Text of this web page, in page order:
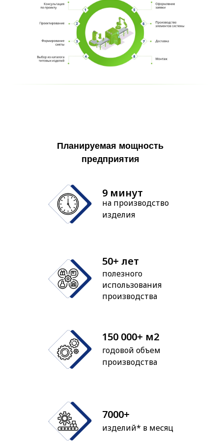
Планируемая мощность
предприятия
на производство
изделия
9 минут
полезного
использования
производства
50+ лет
годовой объем
производства
150 000+ м2
изделий* в месяц
7000+